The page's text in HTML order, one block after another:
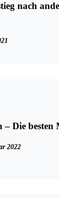
nach
– Die besten
2022